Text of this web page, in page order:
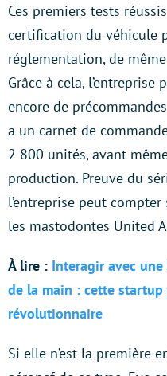
Ces premiers tests
certification du véhicule
réglementation, de
Grâce à cela, l’entreprise
encore de
a un carnet de
2 800 unités, avant
production. Preuve du
l’entreprise peut
les mastodontes United
À lire : Interagir avec une
de la main : cette
révolutionnaire
Si elle n’est la première